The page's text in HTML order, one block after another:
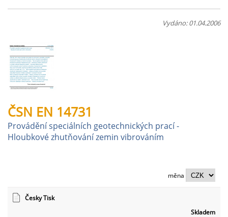
Vydáno: 01.04.2006
ČSN EN 14731
Provádění speciálních geotechnických prací -
Hloubkové zhutňování zemin vibrováním
měna
Česky Tisk
Skladem